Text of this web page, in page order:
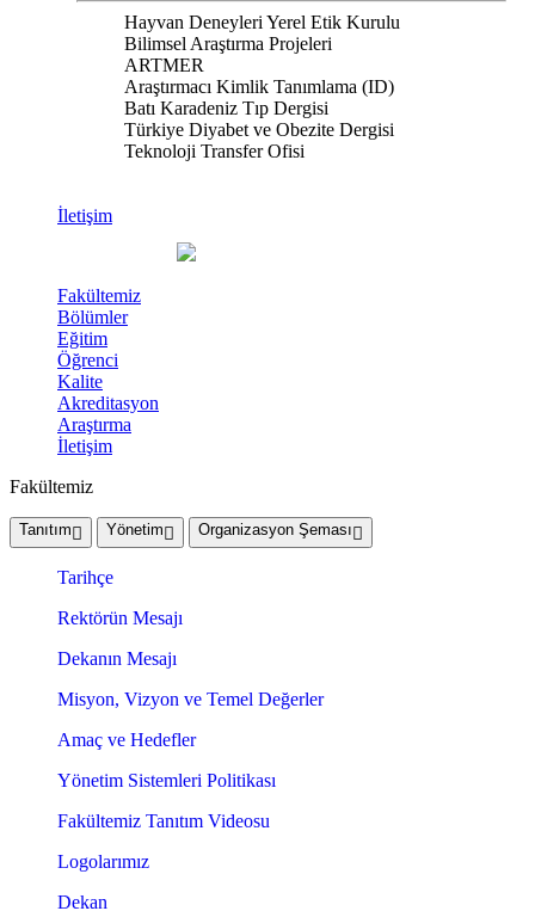
Hayvan Deneyleri Yerel Etik Kurulu
Bilimsel Araştırma Projeleri
ARTMER
Araştırmacı Kimlik Tanımlama (ID)
Batı Karadeniz Tıp Dergisi
Türkiye Diyabet ve Obezite Dergisi
Teknoloji Transfer Ofisi
İletişim
Fakültemiz
Bölümler
Eğitim
Öğrenci
Kalite
Akreditasyon
Araştırma
İletişim
Fakültemiz
Tanıtım Yönetim Organizasyon Şeması
Tarihçe
Rektörün Mesajı
Dekanın Mesajı
Misyon, Vizyon ve Temel Değerler
Amaç ve Hedefler
Yönetim Sistemleri Politikası
Fakültemiz Tanıtım Videosu
Logolarımız
Dekan